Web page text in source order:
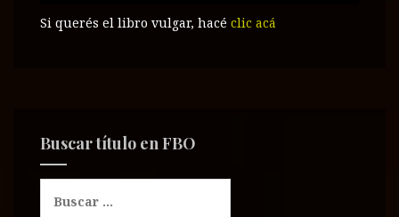
Si querés el libro vulgar, hacé clic acá
Buscar título en FBO